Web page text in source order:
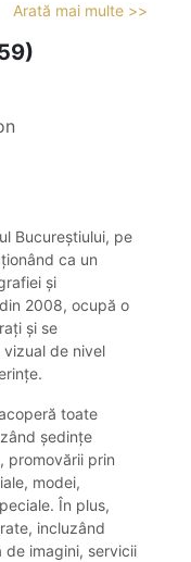
Arată mai multe >>
Bucureștiului, pe
ca un
și
2008, ocupă o
și se
de nivel
toate
ședințe
promovării prin
modei,
În plus,
incluzând
imagini, servicii